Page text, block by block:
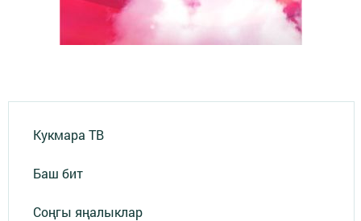
Кукмара ТВ
Баш бит
Соңгы яңалыклар